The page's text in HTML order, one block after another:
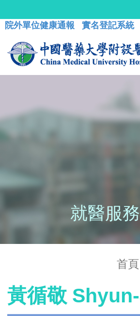
院外單位健康通報 實名登記系統
就醫服務
首頁
黃循敬